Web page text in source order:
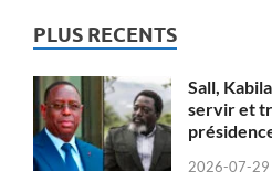
PLUS RECENTS
Sall,
servir et
2026-07-29